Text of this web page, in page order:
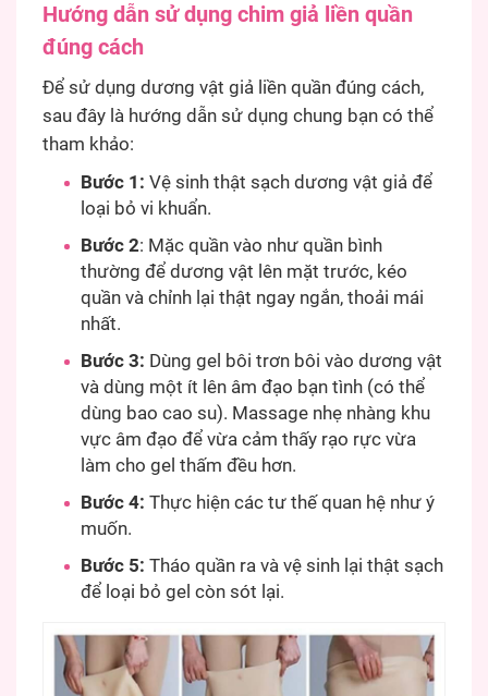
Hướng dẫn sử dụng chim giả liền quần
đúng cách
Để sử dụng dương vật giả liền quần đúng cách,
sau đây là hướng dẫn sử dụng chung bạn có thể
tham khảo:
Bước 1: Vệ sinh thật sạch dương vật giả để
loại bỏ vi khuẩn.
Bước 2: Mặc quần vào như quần bình
thường để dương vật lên mặt trước, kéo
quần và chỉnh lại thật ngay ngắn, thoải mái
nhất.
Bước 3: Dùng gel bôi trơn bôi vào dương vật
và dùng một ít lên âm đạo bạn tình (có thể
dùng bao cao su). Massage nhẹ nhàng khu
vực âm đạo để vừa cảm thấy rạo rực vừa
làm cho gel thấm đều hơn.
Bước 4: Thực hiện các tư thế quan hệ như ý
muốn.
Bước 5: Tháo quần ra và vệ sinh lại thật sạch
để loại bỏ gel còn sót lại.